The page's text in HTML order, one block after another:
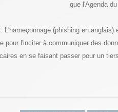
que l'Agenda
L'hameçonnage (phishing en
pour l'inciter à communiquer des
en se faisant passer pour un